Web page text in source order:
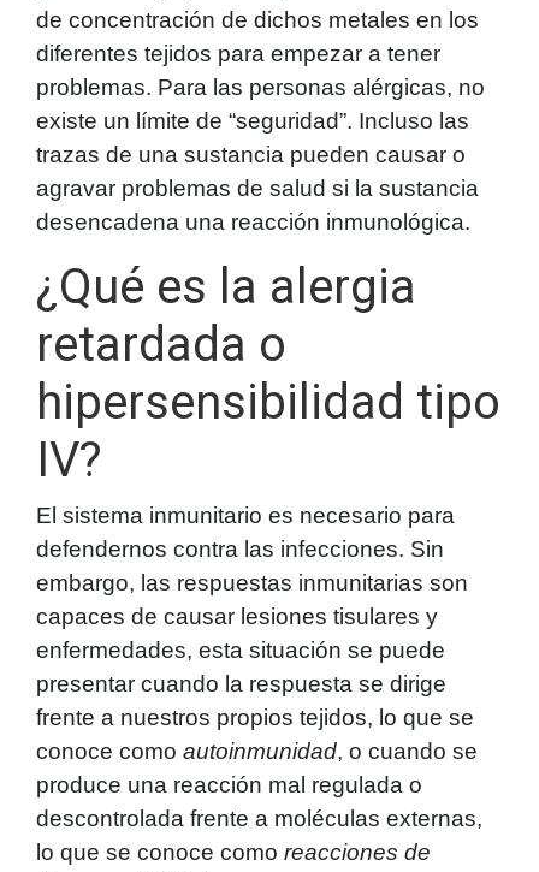
de concentración de dichos metales en los
diferentes tejidos para empezar a tener
problemas. Para las personas alérgicas, no
existe un límite de “seguridad”. Incluso las
trazas de una sustancia pueden causar o
agravar problemas de salud si la sustancia
desencadena una reacción inmunológica.
¿Qué es la alergia
retardada o
hipersensibilidad tipo
IV?
El sistema inmunitario es necesario para
defendernos contra las infecciones. Sin
embargo, las respuestas inmunitarias son
capaces de causar lesiones tisulares y
enfermedades, esta situación se puede
presentar cuando la respuesta se dirige
frente a nuestros propios tejidos, lo que se
conoce como autoinmunidad, o cuando se
produce una reacción mal regulada o
descontrolada frente a moléculas externas,
lo que se conoce como reacciones de